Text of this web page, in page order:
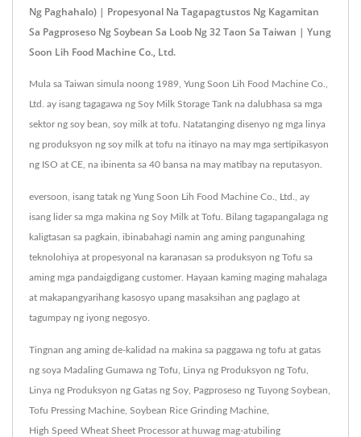
Ng Paghahalo) | Propesyonal Na Tagapagtustos Ng Kagamitan
Sa Pagproseso Ng Soybean Sa Loob Ng 32 Taon Sa Taiwan | Yung
Soon Lih Food Machine Co., Ltd.
Mula sa Taiwan simula noong 1989, Yung Soon Lih Food Machine Co.,
Ltd. ay isang tagagawa ng Soy Milk Storage Tank na dalubhasa sa mga
sektor ng soy bean, soy milk at tofu. Natatanging disenyo ng mga linya
ng produksyon ng soy milk at tofu na itinayo na may mga sertipikasyon
ng ISO at CE, na ibinenta sa 40 bansa na may matibay na reputasyon.
eversoon, isang tatak ng Yung Soon Lih Food Machine Co., Ltd., ay
isang lider sa mga makina ng Soy Milk at Tofu. Bilang tagapangalaga ng
kaligtasan sa pagkain, ibinabahagi namin ang aming pangunahing
teknolohiya at propesyonal na karanasan sa produksyon ng Tofu sa
aming mga pandaigdigang customer. Hayaan kaming maging mahalaga
at makapangyarihang kasosyo upang masaksihan ang paglago at
tagumpay ng iyong negosyo.
Tingnan ang aming de-kalidad na makina sa paggawa ng tofu at gatas
ng soya Madaling Gumawa ng Tofu, Linya ng Produksyon ng Tofu,
Linya ng Produksyon ng Gatas ng Soy, Pagproseso ng Tuyong Soybean,
Tofu Pressing Machine, Soybean Rice Grinding Machine,
High Speed Wheat Sheet Processorat huwag mag-atubiling